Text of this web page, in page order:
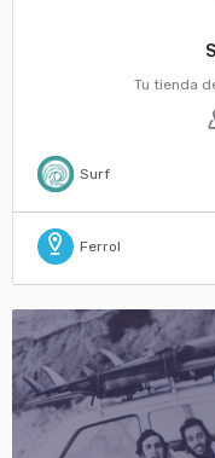
Tu tienda
Surf
Ferrol